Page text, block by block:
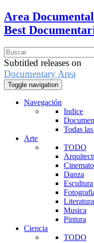
Area Documental
Best
Subtitled releases on
Documentary Area
Toggle navigation
Navegación
Indice
Todas
Arte
TODO
Danza
Escultura
Literatura
Musica
Pintura
Ciencia
TODO